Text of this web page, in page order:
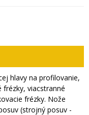
hlavy na profilovanie,
frézky, viacstranné
frézky. Nože
(strojný posuv -